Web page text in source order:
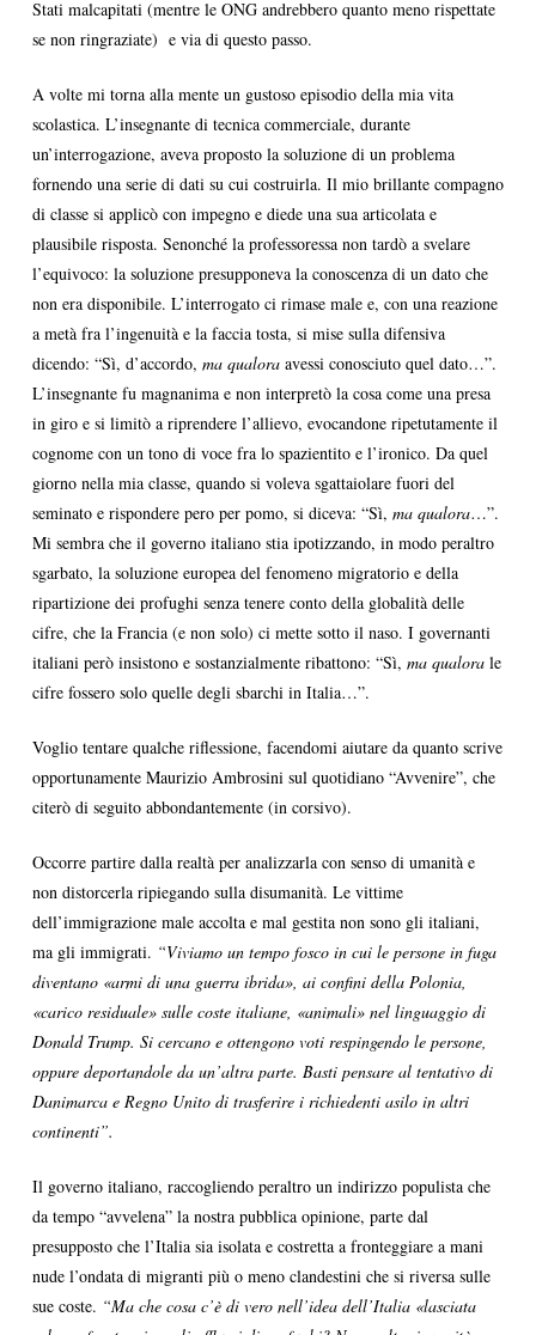
Stati malcapitati (mentre le ONG andrebbero quanto meno rispettate
se non ringraziate) e via di questo passo.
A volte mi torna alla mente un gustoso episodio della mia vita
scolastica. L’insegnante di tecnica commerciale, durante
un’interrogazione, aveva proposto la soluzione di un problema
fornendo una serie di dati su cui costruirla. Il mio brillante compagno
di classe si applicò con impegno e diede una sua articolata e
plausibile risposta. Senonché la professoressa non tardò a svelare
l’equivoco: la soluzione presupponeva la conoscenza di un dato che
non era disponibile. L’interrogato ci rimase male e, con una reazione
a metà fra l’ingenuità e la faccia tosta, si mise sulla difensiva
dicendo: “Sì, d’accordo, ma qualora avessi conosciuto quel dato…”.
L’insegnante fu magnanima e non interpretò la cosa come una presa
in giro e si limitò a riprendere l’allievo, evocandone ripetutamente il
cognome con un tono di voce fra lo spazientito e l’ironico. Da quel
giorno nella mia classe, quando si voleva sgattaiolare fuori del
seminato e rispondere pero per pomo, si diceva: “Sì, ma qualora…”.
Mi sembra che il governo italiano stia ipotizzando, in modo peraltro
sgarbato, la soluzione europea del fenomeno migratorio e della
ripartizione dei profughi senza tenere conto della globalità delle
cifre, che la Francia (e non solo) ci mette sotto il naso. I governanti
italiani però insistono e sostanzialmente ribattono: “Sì, ma qualorale
cifre fossero solo quelle degli sbarchi in Italia…”.
Voglio tentare qualche riflessione, facendomi aiutare da quanto scrive
opportunamente Maurizio Ambrosini sul quotidiano “Avvenire”, che
citerò di seguito abbondantemente (in corsivo).
Occorre partire dalla realtà per analizzarla con senso di umanità e
non distorcerla ripiegando sulla disumanità. Le vittime
dell’immigrazione male accolta e mal gestita non sono gli italiani,
ma gli immigrati. “Viviamo un tempo fosco in cui le persone in fuga
diventano «armi di una guerra ibrida», ai confini della Polonia,
«carico residuale» sulle coste italiane, «animali» nel linguaggio di
Donald Trump. Si cercano e ottengono voti respingendo le persone,
oppure deportandole da un’altra parte. Basti pensare al tentativo di
Danimarca e Regno Unito di trasferire i richiedenti asilo in altri
continenti”.
Il governo italiano, raccogliendo peraltro un indirizzo populista che
da tempo “avvelena” la nostra pubblica opinione, parte dal
presupposto che l’Italia sia isolata e costretta a fronteggiare a mani
nude l’ondata di migranti più o meno clandestini che si riversa sulle
sue coste. “Ma che cosa c’è di vero nell’idea dell’Italia «lasciata